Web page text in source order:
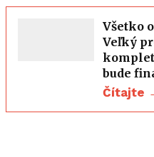
Všetko
Veľký
bude
Čítajte